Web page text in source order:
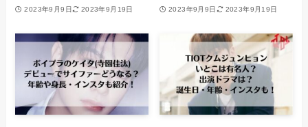
2023年9月9日 2023年9月19日 2023年9月9日 2023年9月19日